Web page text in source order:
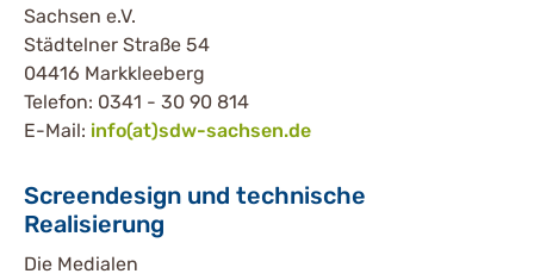
Sachsen e.V.
Städtelner Straße 54
04416 Markkleeberg
Telefon: 0341 - 30 90 814
E-Mail: info(at)sdw-sachsen.de
Screendesign und technische
Realisierung
Die Medialen